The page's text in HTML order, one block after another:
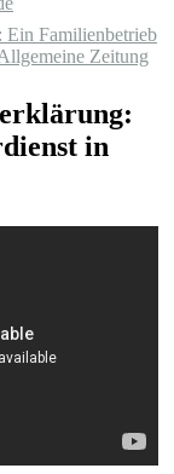
Ein Familienbetrieb
Zeitung
in